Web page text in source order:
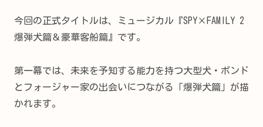
今回の正式タイトルは、ミュージカル『SPY×FAMILY 2
爆弾犬篇＆豪華客船篇』です。
第一幕では、未来を予知する能力を持つ大型犬・ボンド
とフォージャー家の出会いにつながる「爆弾犬篇」が描
かれます。